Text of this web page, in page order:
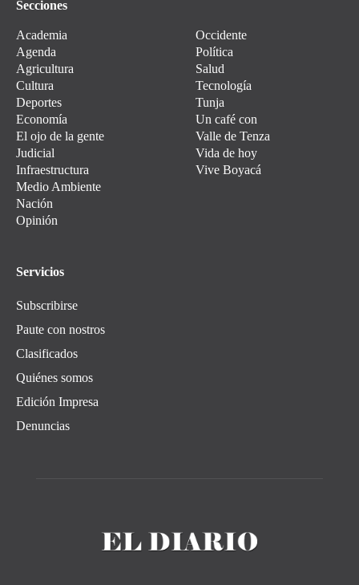
Secciones
Academia
Agenda
Agricultura
Cultura
Deportes
Economía
El ojo de la gente
Judicial
Infraestructura
Medio Ambiente
Nación
Opinión
Occidente
Política
Salud
Tecnología
Tunja
Un café con
Valle de Tenza
Vida de hoy
Vive Boyacá
Servicios
Subscribirse
Paute con nostros
Clasificados
Quiénes somos
Edición Impresa
Denuncias